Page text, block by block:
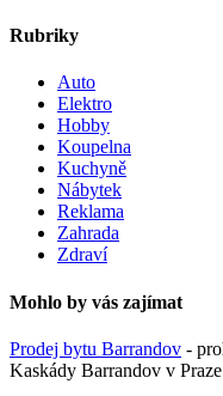
Rubriky
Auto
Elektro
Hobby
Koupelna
Kuchyně
Nábytek
Reklama
Zahrada
Zdraví
Mohlo by vás zajímat
Prodej bytu Barrandov -
Kaskády Barrandov v